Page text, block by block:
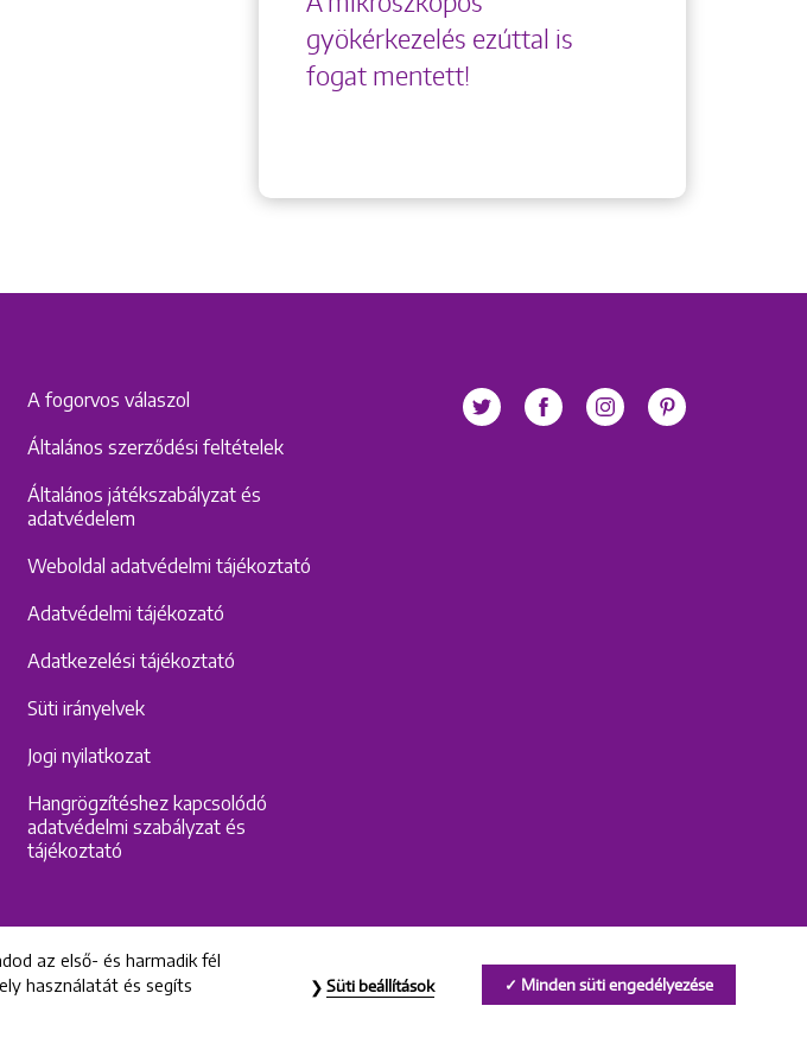
gyökérkezelés ezúttal is
fogat mentett!
A fogorvos válaszol
Általános szerződési feltételek
Általános játékszabályzat és
adatvédelem
Weboldal adatvédelmi tájékoztató
Adatvédelmi tájékozató
Adatkezelési tájékoztató
Süti irányelvek
Jogi nyilatkozat
Hangrögzítéshez kapcsolódó
adatvédelmi szabályzat és
tájékoztató
Dental and Implant Center
az első- és harmadik fél
használatát és segíts
Minden süti engedélyezése
Süti beállítások